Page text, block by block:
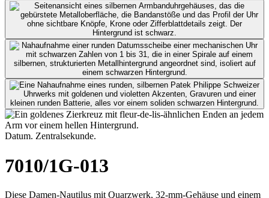
Datum. Zentralsekunde.
7010/1G-013
Diese Damen-Nautilus mit Quarzwerk, 32-mm-Gehäuse und einem